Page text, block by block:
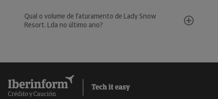
Qual o volume de faturamento de Lady Snow
Resort, Lda no último ano?